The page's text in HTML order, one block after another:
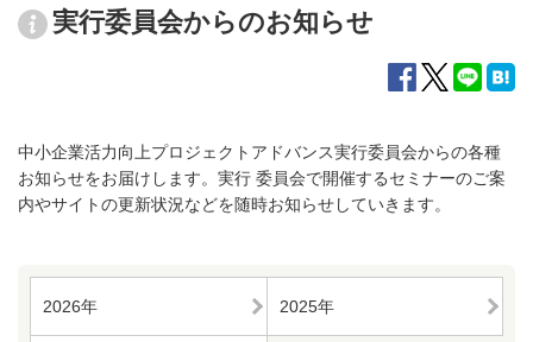
実行委員会からのお知らせ
中小企業活力向上プロジェクトアドバンス実行委員会からの各種
お知らせをお届けします。実行 委員会で開催するセミナーのご案
内やサイトの更新状況などを随時お知らせしていきます。
2026年 2025年